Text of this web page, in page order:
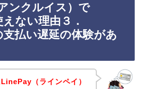
ンクルイス）で
ない理由３．
支払い遅延の体験があ
（ラインペイ）